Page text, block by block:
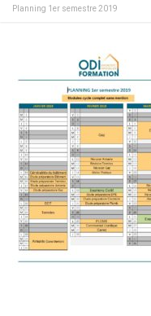
Planning 1er semestre 2019